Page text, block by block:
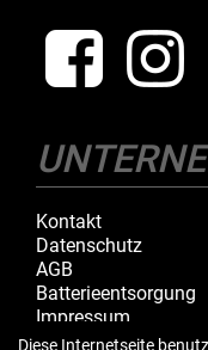
Kontakt
Datenschutz
AGB
Batterieentsorgung
Impressum
Diese Internetseite